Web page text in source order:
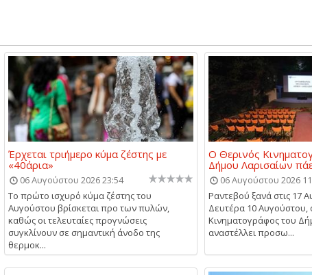
Έρχεται τριήμερο κύμα ζέστης με
«40άρια»
06 Αυγούστου 2026 23:54
Το πρώτο ισχυρό κύμα ζέστης του
Αυγούστου βρίσκεται προ των πυλών,
καθώς οι τελευταίες προγνώσεις
συγκλίνουν σε σημαντική άνοδο της
θερμοκ...
Ο Θερινός
Δήμου Λαρισαίων
06 Αυγούστου 2026
Ραντεβού ξανά στις 17
Δευτέρα 10 Αυγούστου,
Κινηματογράφος του
αναστέλλει προσω...